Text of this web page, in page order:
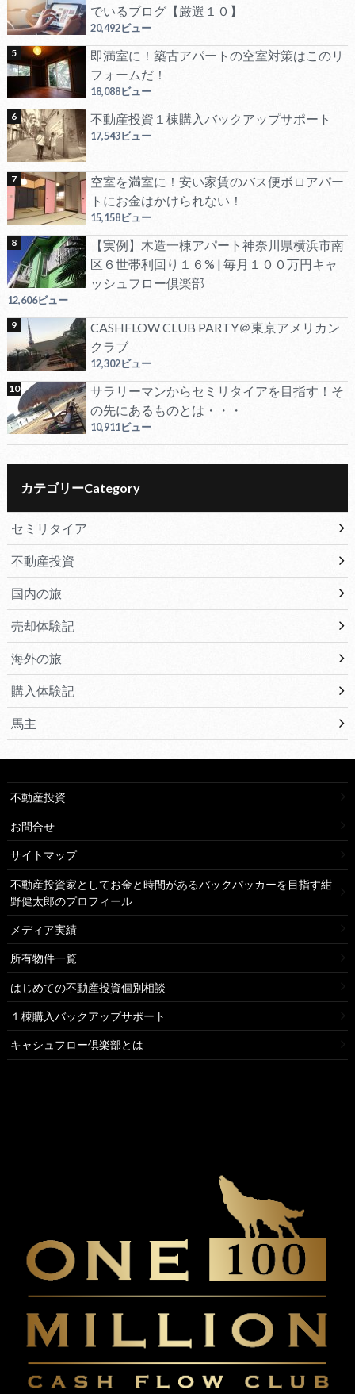
でいるブログ【厳選１０】
20,492ビュー
即満室に！築古アパートの空室対策はこのリ
フォームだ！
18,088ビュー
不動産投資１棟購入バックアップサポート
17,543ビュー
空室を満室に！安い家賃のバス便ボロアパー
トにお金はかけられない！
15,158ビュー
【実例】木造一棟アパート神奈川県横浜市南
区６世帯利回り１６% | 毎月１００万円キャ
ッシュフロー倶楽部
12,606ビュー
CASHFLOW CLUB PARTY＠東京アメリカン
クラブ
12,302ビュー
サラリーマンからセミリタイアを目指す！そ
の先にあるものとは・・・
10,911ビュー
カテゴリーCategory
セミリタイア
不動産投資
国内の旅
売却体験記
海外の旅
購入体験記
馬主
不動産投資
お問合せ
サイトマップ
不動産投資家としてお金と時間があるバックパッカーを目指す紺
野健太郎のプロフィール
メディア実績
所有物件一覧
はじめての不動産投資個別相談
１棟購入バックアップサポート
キャシュフロー倶楽部とは